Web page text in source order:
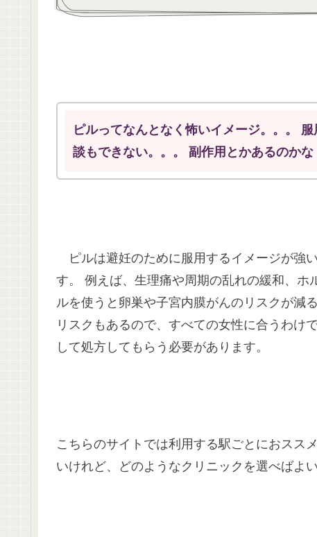
ピルってなんとなく怖いイメージ。。。
談もできない。。。 副作用とかあるのかな
ピルは避妊のために服用するイメージが強
す。 例えば、生理痛や周期の乱れの緩和、
ルを使うと卵巣や子宮内膜がんのリスクが減
リスクもあるので、すべての女性に合うわけ
して処方してもらう必要があります。
こちらのサイトでは利用する駅ごとにおスス
いけれど、どのようなクリニックを選べばよ